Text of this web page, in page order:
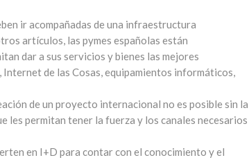
ir acompañadas de una infraestructura
artículos, las pymes españolas están
dar a sus servicios y bienes las mejores
de las Cosas, equipamientos informáticos,
de un proyecto internacional no es posible sin la
les permitan tener la fuerza y los canales necesarios
en I+D para contar con el conocimiento y el